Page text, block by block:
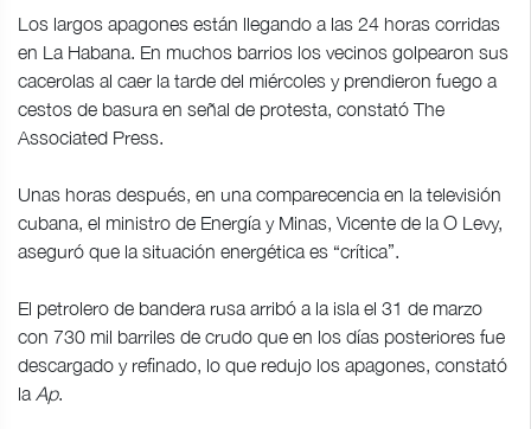
Los largos apagones están llegando a las 24 horas corridas
en La Habana. En muchos barrios los vecinos golpearon sus
cacerolas al caer la tarde del miércoles y prendieron fuego a
cestos de basura en señal de protesta, constató The
Associated Press.
Unas horas después, en una comparecencia en la televisión
cubana, el ministro de Energía y Minas, Vicente de la O Levy,
aseguró que la situación energética es “crítica”.
El petrolero de bandera rusa arribó a la isla el 31 de marzo
con 730 mil barriles de crudo que en los días posteriores fue
descargado y refinado, lo que redujo los apagones, constató
la Ap.